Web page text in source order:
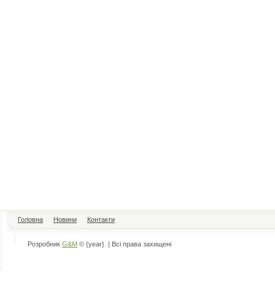
Головна Новини Контакти
Розробник G&M © {year}. | Всі права захищені